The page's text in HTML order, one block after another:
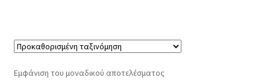
Εμφάνιση του μοναδικού αποτελέσματος